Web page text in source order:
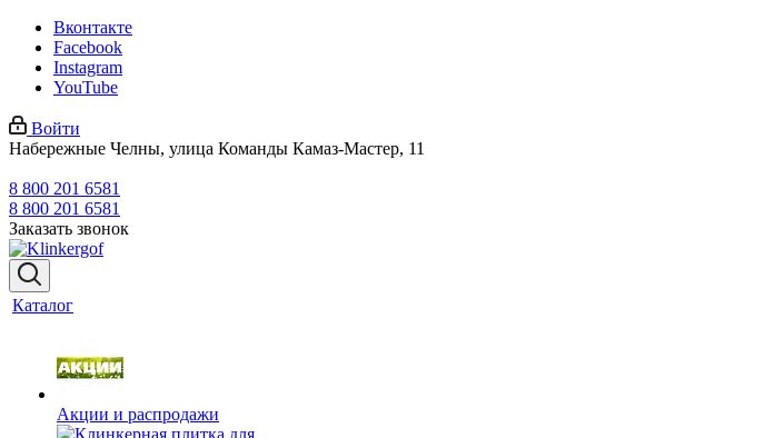
Вконтакте
Facebook
Instagram
YouTube
Войти
Набережные Челны, улица Команды Камаз-Мастер, 11
8 800 201 6581
8 800 201 6581
Заказать звонок
Каталог
Акции и распродажи